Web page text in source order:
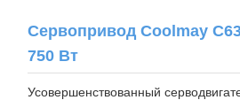
Сервопривод Coolmay
750 Вт
Усовершенствованный